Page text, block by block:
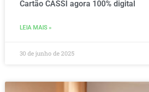
Cartão CASSI agora 100% digital
LEIA MAIS »
30 de junho de 2025